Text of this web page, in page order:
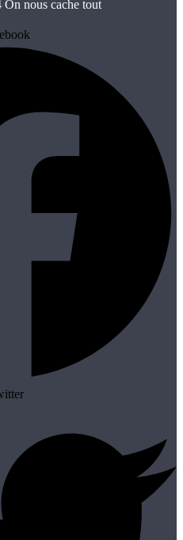
nous cache tout